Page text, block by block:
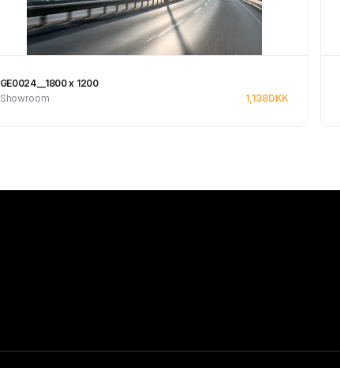
GE0024__1800 x 1200
Showroom
1,138DKK